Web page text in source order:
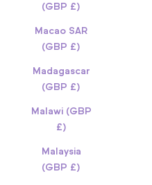
(GBP £)
Macao SAR
(GBP £)
Madagascar
(GBP £)
Malawi (GBP
£)
Malaysia
(GBP £)